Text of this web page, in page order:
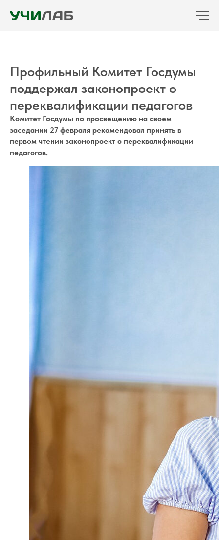
Профильный Комитет Госдумы
поддержал законопроект о
переквалификации педагогов
Комитет Госдумы по просвещению на своем
заседании 27 февраля рекомендовал принять в
первом чтении законопроект о переквалификации
педагогов.